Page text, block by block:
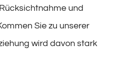
und
Sie zu unserer
wird davon stark